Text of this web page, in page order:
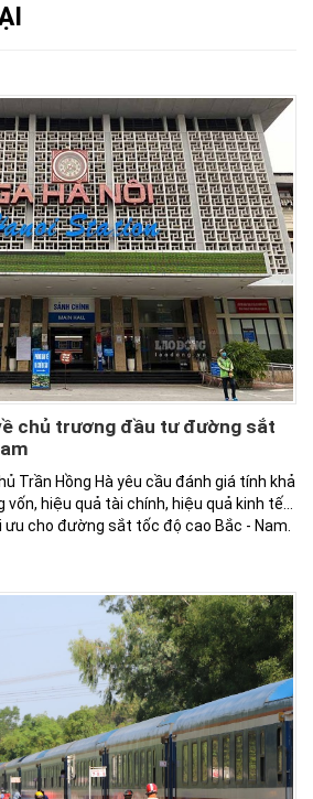
chủ trương đầu tư đường sắt
Trần Hồng Hà yêu cầu đánh giá tính khả
hiệu quả tài chính, hiệu quả kinh tế…
cho đường sắt tốc độ cao Bắc - Nam.